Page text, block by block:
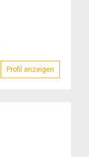
Profil anzeigen